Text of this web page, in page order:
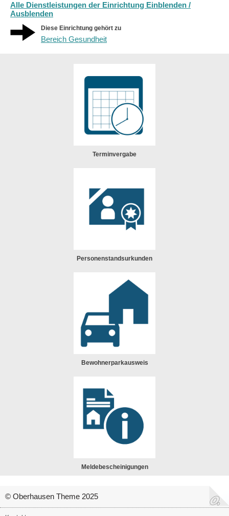
Alle Dienstleistungen der Einrichtung Einblenden /
Ausblenden
Diese Einrichtung gehört zu
Bereich Gesundheit
Terminvergabe
Personenstandsurkunden
Bewohnerparkausweis
Meldebescheinigungen
© Oberhausen Theme 2025